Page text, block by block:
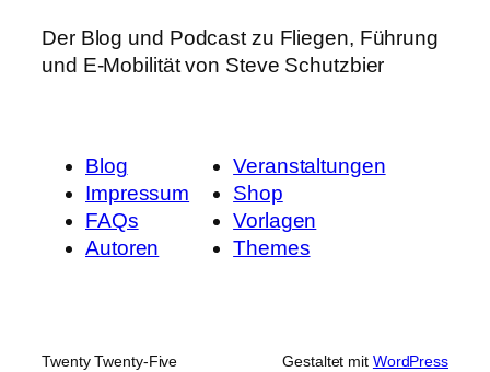
Der Blog und Podcast zu Fliegen, Führung
und E-Mobilität von Steve Schutzbier
Blog
Impressum
FAQs
Autoren
Veranstaltungen
Shop
Vorlagen
Themes
Twenty Twenty-Five Gestaltet mit WordPress